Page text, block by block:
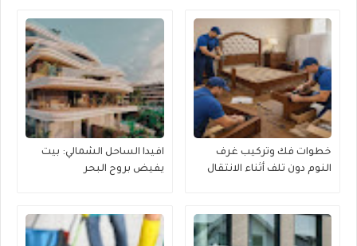
خطوات فك وتركيب غرف
النوم دون تلف أثناء الانتقال
افيدا الساحل الشمالي: بيت
يفيض بروح البحر